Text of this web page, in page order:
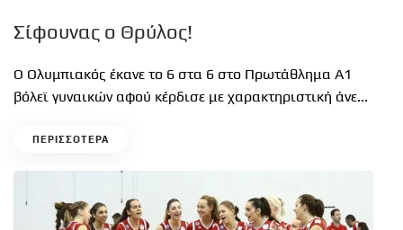
Σίφουνας ο Θρύλος!
Ο Ολυμπιακός έκανε το 6 στα 6 στο Πρωτάθλημα Α1
βόλεϊ γυναικών αφού κέρδισε με χαρακτηριστική άνε...
ΠΕΡΙΣΣΟΤΕΡΑ